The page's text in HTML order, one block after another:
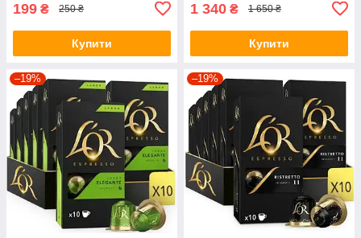
199 ₴ 250 ₴
Купити
1 340 ₴ 1 650 ₴
Купити
–19% –19%